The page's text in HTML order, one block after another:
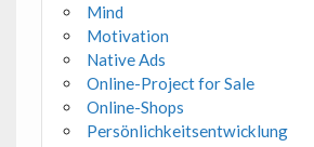
Mind
Motivation
Native Ads
Online-Project for Sale
Online-Shops
Persönlichkeitsentwicklung